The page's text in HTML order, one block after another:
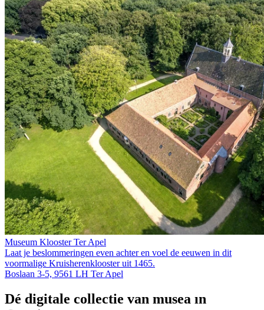
Museum Klooster Ter Apel
Laat je beslommeringen even achter en voel de eeuwen in dit
voormalige Kruis­heren­klooster uit 1465.
Boslaan 3-5, 9561 LH Ter Apel
Dé digitale collectie van musea in